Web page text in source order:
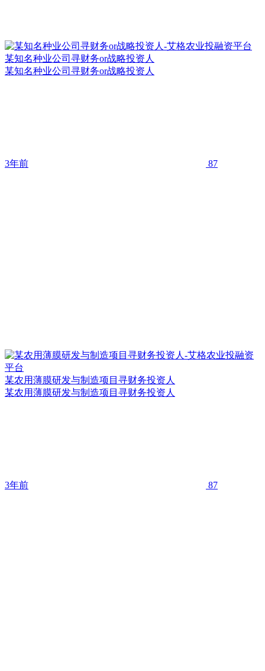
某知名种业公司寻财务or战略投资人
某知名种业公司寻财务or战略投资人
3年前 87
某农用薄膜研发与制造项目寻财务投资人
某农用薄膜研发与制造项目寻财务投资人
3年前 87